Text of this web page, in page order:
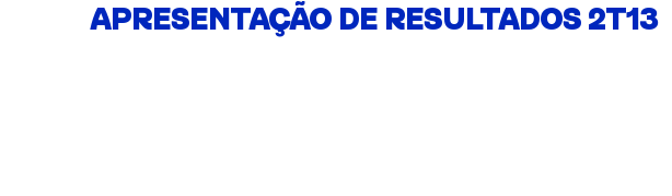
APRESENTAÇÃO DE RESULTADOS 2T13